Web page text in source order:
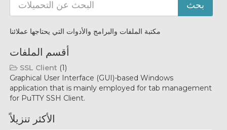
مكتبة الملفات والبرامج والأدوات التي يحتاجها عملائنا
أقسم الملفات
SSL Client (1)
Graphical User Interface (GUI)-based Windows
application that is mainly employed for tab management
for PuTTY SSH Client.
الأكثر تنزيلاً